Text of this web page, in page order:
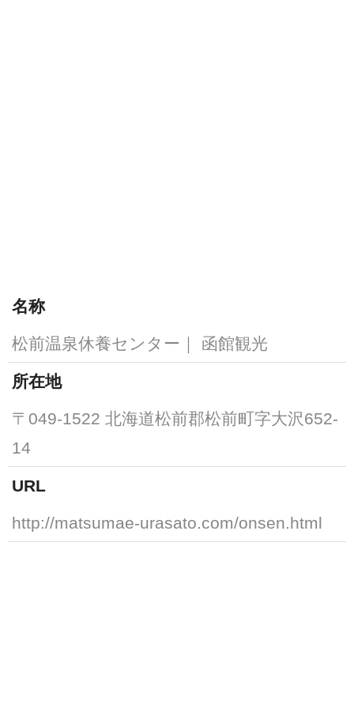
名称
松前温泉休養センター｜ 函館観光
所在地
〒049-1522 北海道松前郡松前町字大沢652-
14
URL
http://matsumae-urasato.com/onsen.html